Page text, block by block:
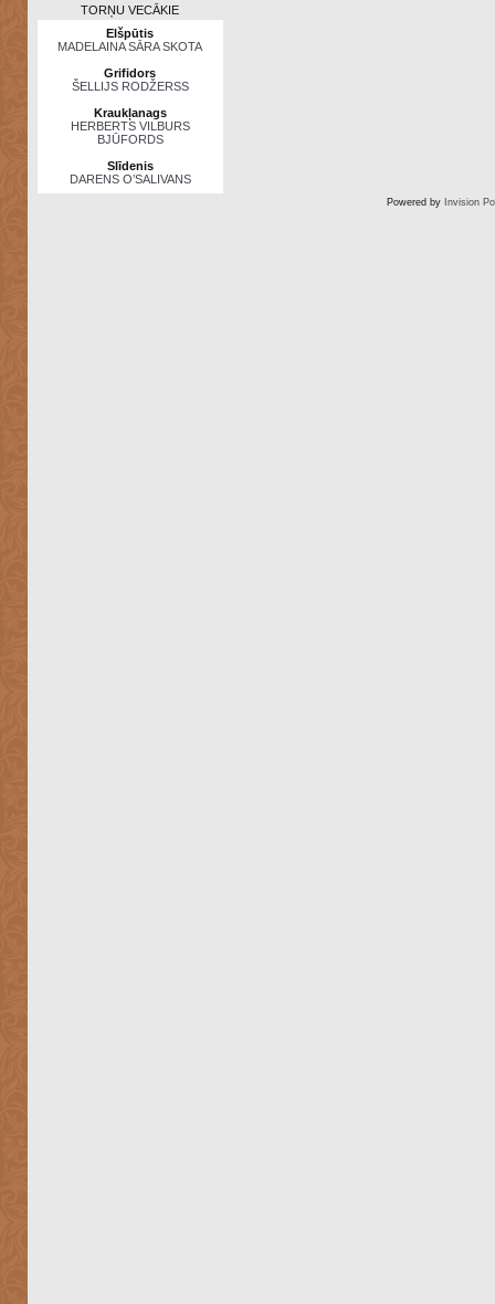
TORŅU VECĀKIE
Elšpūtis
MADELAINA SĀRA SKOTA
Grifidors
ŠELLIJS RODŽERSS
Kraukļanags
HERBERTS VILBURS
BJŪFORDS
Slīdenis
DARENS O’SALIVANS
Powered by Invision